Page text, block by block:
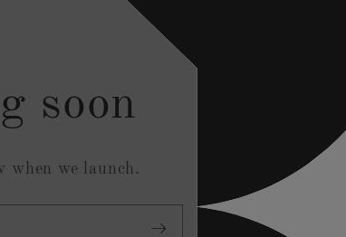
soon
when we launch.